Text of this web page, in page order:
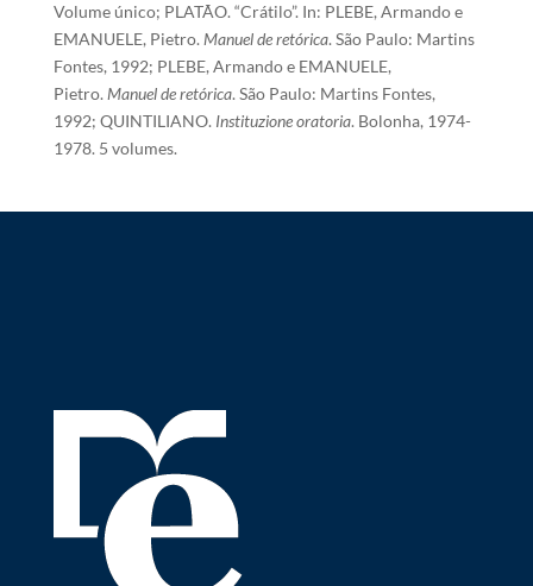
Volume único; PLATÃO. “Crátilo”. In: PLEBE, Armando e
EMANUELE, Pietro. Manuel de retórica. São Paulo: Martins
Fontes, 1992; PLEBE, Armando e EMANUELE,
Pietro. Manuel de retórica. São Paulo: Martins Fontes,
1992; QUINTILIANO. Instituzione oratoria. Bolonha, 1974-
1978. 5 volumes.